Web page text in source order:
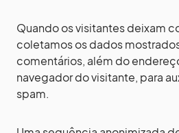
Quando os visitantes deixam
coletamos os dados
comentários, além do
navegador do visitante, para
spam.